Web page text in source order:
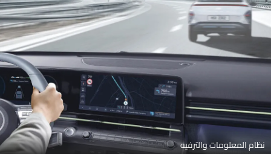
نظام المعلومات والترفيه